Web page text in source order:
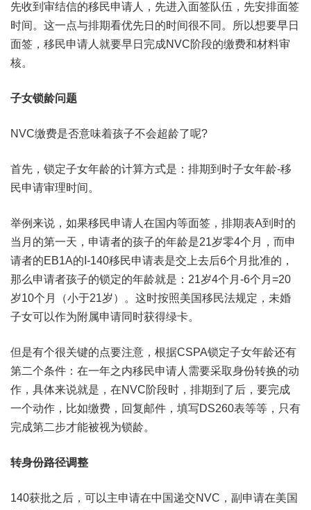
先收到审结信的移民申请人，先进入面签队伍，先安排面签
时间。这一点与排期看优先日的时间很不同。所以想要早日
面签，移民申请人就要早日完成NVC阶段的缴费和材料审
核。
子女锁龄问题
NVC缴费是否意味着孩子不会超龄了呢?
首先，锁定子女年龄的计算方式是：排期到时子女年龄-移
民申请审理时间。
举例来说，如果移民申请人在国内等面签，排期表A到时的
当月的第一天，申请者的孩子的年龄是21岁零4个月，而申
请者的EB1A的I-140移民申请表是交上去后6个月批准的，
那么申请者孩子的锁定的年龄就是：21岁4个月-6个月=20
岁10个月（小于21岁）。这时按照美国移民法规定，未婚
子女可以作为附属申请同时获得绿卡。
但是有个很关键的点要注意，根据CSPA锁定子女年龄还有
第二个条件：在一年之内移民申请人需要采取身份转换的动
作，具体来说就是，在NVC阶段时，排期到了后，要完成
一个动作，比如缴费，回复邮件，填写DS260表等等，只有
完成第二步才能被视为锁龄。
转身份路径调整
140获批之后，可以主申请在中国递交NVC，副申请在美国